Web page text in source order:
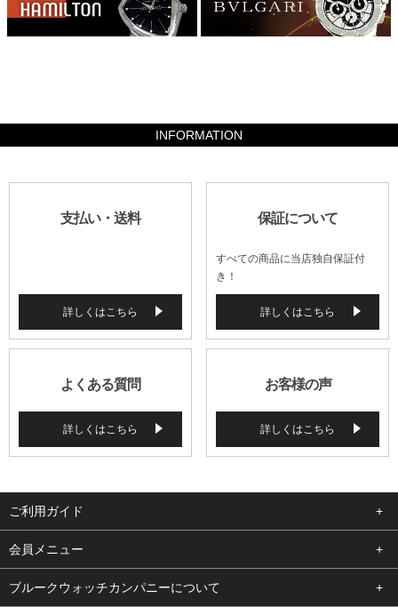
INFORMATION
支払い・送料
詳しくはこちら
保証について
すべての商品に当店独自保証付
き！
詳しくはこちら
よくある質問
詳しくはこちら
お客様の声
詳しくはこちら
ご利用ガイド
よくある質問
支払い・送料
会員メニュー
ログイン
ブルークウォッチカンパニーについて